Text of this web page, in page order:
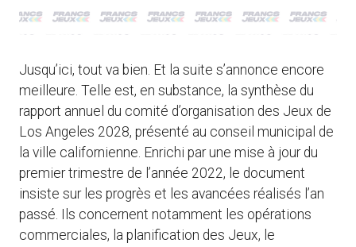
Jusqu’ici, tout va bien. Et la suite s’annonce encore
meilleure. Telle est, en substance, la synthèse du
rapport annuel du comité d’organisation des Jeux de
Los Angeles 2028, présenté au conseil municipal de
la ville californienne. Enrichi par une mise à jour du
premier trimestre de l’année 2022, le document
insiste sur les progrès et les avancées réalisés l’an
passé. Ils concernent notamment les opérations
commerciales, la planification des Jeux, le